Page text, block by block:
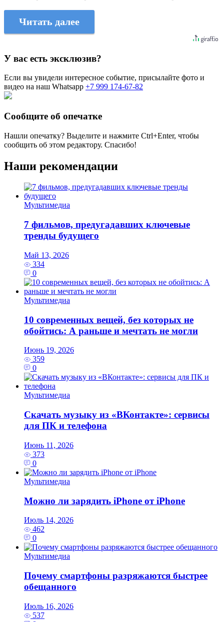
Читать далее
У вас есть эксклюзив?
Если вы увидели интересное событие, присылайте фото и
видео на наш Whatsapp +7 999 174-67-82
Сообщите об опечатке
Нашли опечатку? Выделите и нажмите Ctrl+Enter, чтобы
сообщить об этом редактору. Спасибо!
Наши рекомендации
Мультимедиа
7 фильмов, предугадавших ключевые
тренды будущего
Май 13, 2026
334
0
Мультимедиа
10 современных вещей, без которых не
обойтись: А раньше и мечтать не могли
Июнь 19, 2026
359
0
Мультимедиа
Скачать музыку из «ВКонтакте»: сервисы
для ПК и телефона
Июнь 11, 2026
373
0
Мультимедиа
Можно ли зарядить iPhone от iPhone
Июль 14, 2026
462
0
Мультимедиа
Почему смартфоны разряжаются быстрее
обещанного
Июль 16, 2026
537